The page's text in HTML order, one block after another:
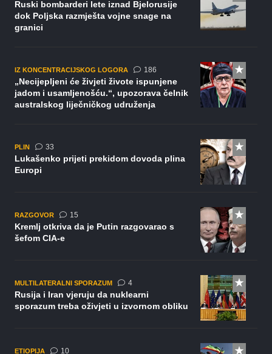
Ruski bombarderi lete iznad Bjelorusije
dok Poljska razmješta vojne snage na
granici
IZ KONCENTRACIJSKOG LOGORA 186komentara
„Necijepljeni će živjeti živote ispunjene
jadom i usamljenošću.“, upozorava čelnik
australskog liječničkog udruženja
PLIN 33komentara
Lukašenko prijeti prekidom dovoda plina
Europi
RAZGOVOR 15komentara
Kremlj otkriva da je Putin razgovarao s
šefom CIA-e
MULTILATERALNI SPORAZUM 4komentara
Rusija i Iran vjeruju da nuklearni
sporazum treba oživjeti u izvornom obliku
ETIOPIJA 10komentara